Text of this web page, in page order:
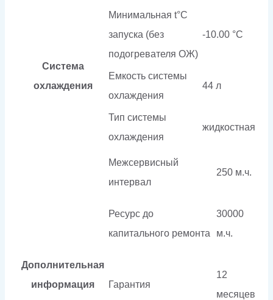
Система
охлаждения
Минимальная t°С
запуска (без
подогревателя ОЖ)
-10.00 °С
Емкость системы
охлаждения
44 л
Тип системы
охлаждения
жидкостная
Дополнительная
информация
Межсервисный
интервал
250 м.ч.
Ресурс до
капитального ремонта
30000
м.ч.
Гарантия
12
месяцев